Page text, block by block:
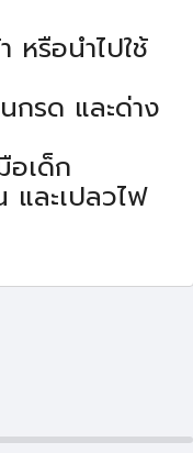
หรือนำไปใช้
กรด และด่าง
อเด็ก
และเปลวไฟ